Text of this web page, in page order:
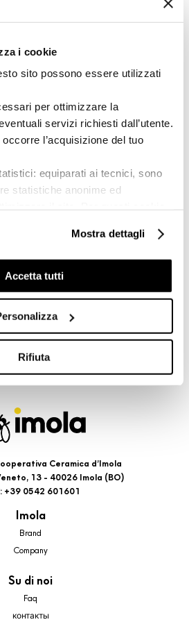
i cookie
sito possono essere utilizzati
per ottimizzare la
servizi richiesti dall’utente.
l’acquisizione del tuo
equiparati ai tecnici, sono
statistiche anonime ed
marketing: sono utilizzati, solo
esaminare le tue abitudini di
quindi avvisi pubblicitari mirati, in
uno dei bottoni sotto
dettagli visionando
La chiusura del presente
dei soli cookie tecnici ed
tue scelte in qualsiasi momento,
nel footer.
Mostra dettagli
Accetta tutti
Rifiuta
RB12N
Естественный
Внешний вид поверхности:
Матовый
Разнотон:
Ceramica d’Imola
13 - 40026 Imola (BO)
+39 0542 601601
Imola
Brand
Company
Su di noi
Faq
контакты